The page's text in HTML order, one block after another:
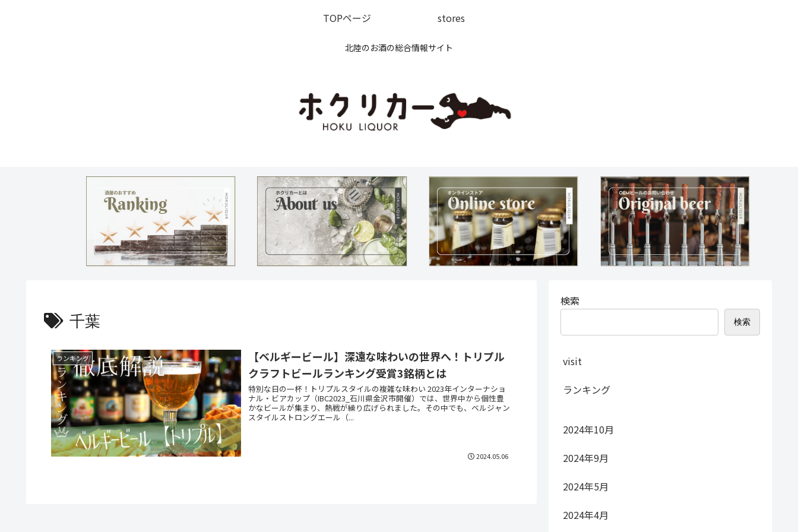
北陸のお酒の総合情報サイト
TOPページ stores
千葉
ランキング
【ベルギービール】深遠な味わいの世界へ！トリプル
クラフトビールランキング受賞3銘柄とは
特別な日の一杯！トリプルスタイルの複雑な味わい 2023年インターナショ
ナル・ビアカップ（IBC2023_石川県金沢市開催）では、世界中から個性豊
かなビールが集まり、熱戦が繰り広げられました。その中でも、ベルジャン
スタイルストロングエール（...
2024.05.06
検索
検索
visit
ランキング
2024年10月
2024年9月
2024年5月
2024年4月